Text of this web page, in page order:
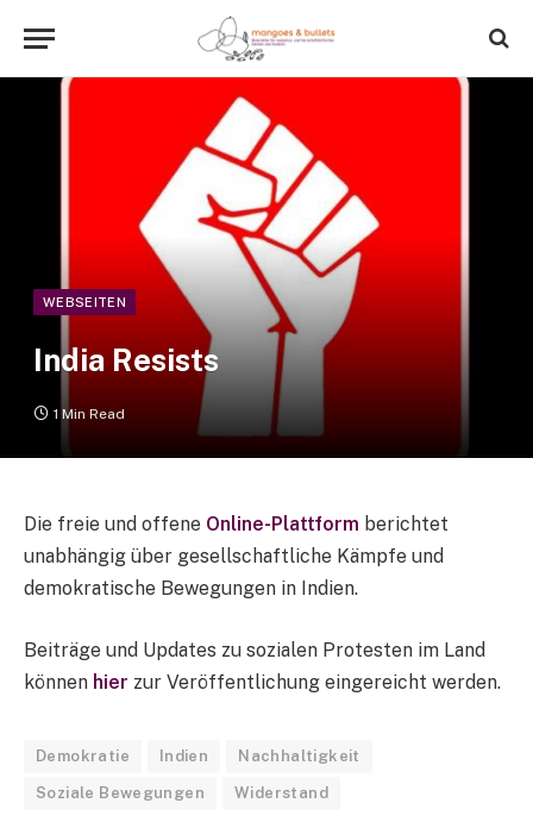
WEBSEITEN
India Resists
1 Min Read
Die freie und offene Online-Plattform berichtet
unabhängig über gesellschaftliche Kämpfe und
demokratische Bewegungen in Indien.
Beiträge und Updates zu sozialen Protesten im Land
können hier zur Veröffentlichung eingereicht werden.
Demokratie Indien Nachhaltigkeit
Soziale Bewegungen Widerstand